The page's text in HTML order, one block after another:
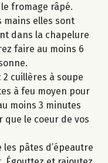
fromage râpé.
mains elles sont
dans la chapelure
faire au moins 6
cuillères à soupe
à feu moyen pour
moins 3 minutes
que le coeur de vos
pâtes d’épeautre